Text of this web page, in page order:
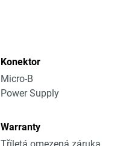
Konektor
Micro-B
Power Supply
Warranty